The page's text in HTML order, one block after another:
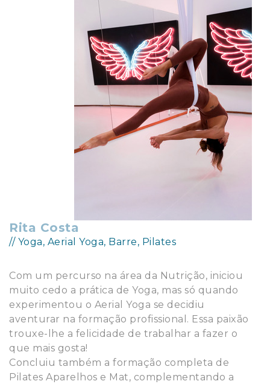
Rita Costa
// Yoga, Aerial Yoga, Barre, Pilates
Com um percurso na área da Nutrição, iniciou
muito cedo a prática de Yoga, mas só quando
experimentou o Aerial Yoga se decidiu
aventurar na formação profissional. Essa paixão
trouxe-lhe a felicidade de trabalhar a fazer o
que mais gosta!
Concluiu também a formação completa de
Pilates Aparelhos e Mat, complementando a